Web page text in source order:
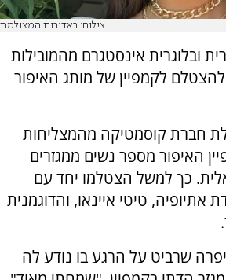
צילום: באדיבות המצולמת
ובלוגרית אינסטגרם מהמובילות
לקמפיין של מותג האיפור
בת 19 ובעלת חברת קוסמטיקה מהמצליחות
האיפור מספר נשים ממגזרים
כך למשל הצטלמו יחד עם
אתיופיה, טיטי איינאו, והדוגמנית
עם ערוץ 7 סיפרה שרביט על הרגע בו נודע לה